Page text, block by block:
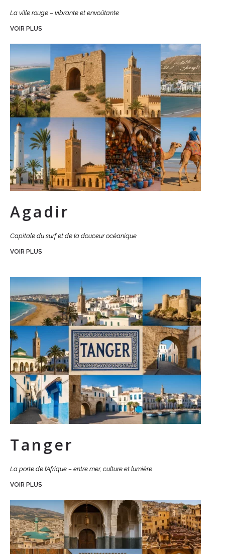
La ville rouge – vibrante et envoûtante
VOIR PLUS
Agadir
Capitale du surf et de la douceur océanique
VOIR PLUS
Tanger
La porte de l’Afrique – entre mer, culture et lumière
VOIR PLUS